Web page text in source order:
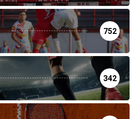
752
342